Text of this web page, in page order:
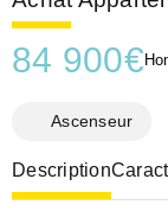
84 900€
Ascenseur
Description